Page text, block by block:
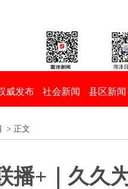
威发布 社会新闻 县区新闻
> 正文
播+｜久久